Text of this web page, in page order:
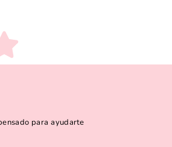
para ayudarte